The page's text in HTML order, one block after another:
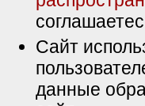
Сайт
данные